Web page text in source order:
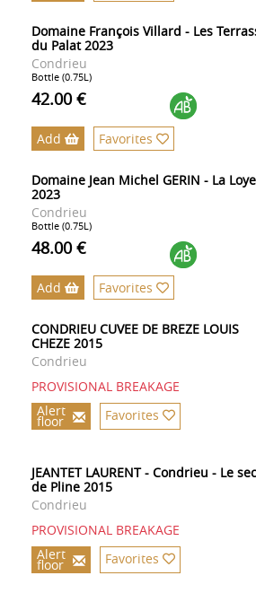
Domaine François Villard - Les
du Palat 2023
Condrieu
Bottle (0.75L)
42.00 €
Add Favorites
Domaine Jean Michel GERIN - La Loye
2023
Condrieu
Bottle (0.75L)
48.00 €
Add Favorites
CONDRIEU CUVEE DE BREZE LOUIS
CHEZE 2015
Condrieu
PROVISIONAL BREAKAGE
Alert
floor Favorites
JEANTET LAURENT - Condrieu - Le
de Pline 2015
Condrieu
PROVISIONAL BREAKAGE
Alert
floor Favorites